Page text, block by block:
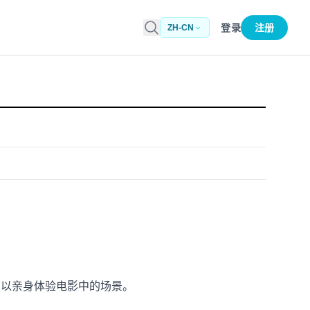
ZH-CN 登录 注册
亲身体验电影中的场景。